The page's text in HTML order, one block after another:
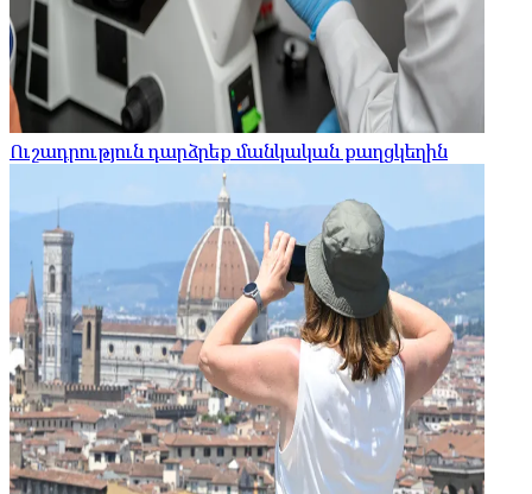
Ուշադրություն դարձրեք մանկական քաղցկեղին